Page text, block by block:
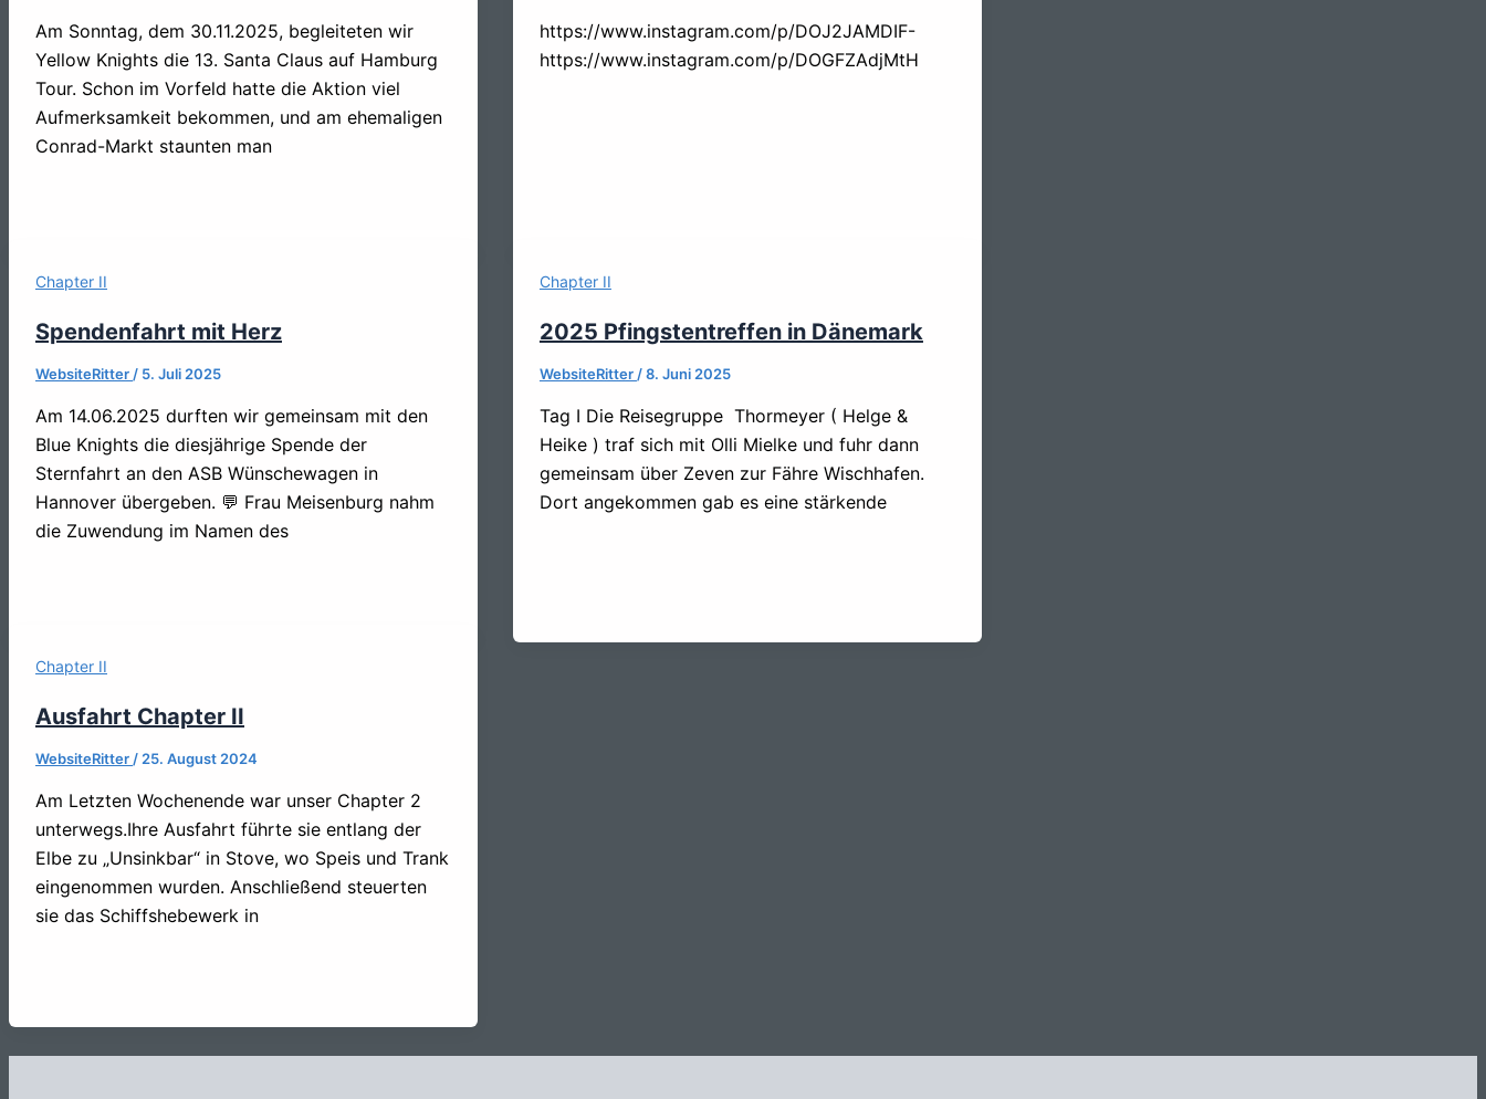
Am Sonntag, dem 30.11.2025, begleiteten wir
Yellow Knights die 13. Santa Claus auf Hamburg
Tour. Schon im Vorfeld hatte die Aktion viel
Aufmerksamkeit bekommen, und am ehemaligen
Conrad-Markt staunten man
https://www.instagram.com/p/DOJ2JAMDIF-
https://www.instagram.com/p/DOGFZAdjMtH
Chapter II
Spendenfahrt mit Herz
WebsiteRitter / 5. Juli 2025
Am 14.06.2025 durften wir gemeinsam mit den
Blue Knights die diesjährige Spende der
Sternfahrt an den ASB Wünschewagen in
Hannover übergeben. 💬 Frau Meisenburg nahm
die Zuwendung im Namen des
Chapter II
2025 Pfingstentreffen in Dänemark
WebsiteRitter /8. Juni 2025
Tag I Die Reisegruppe Thormeyer ( Helge &
Heike ) traf sich mit Olli Mielke und fuhr dann
gemeinsam über Zeven zur Fähre Wischhafen.
Dort angekommen gab es eine stärkende
Chapter II
Ausfahrt Chapter II
WebsiteRitter / 25. August 2024
Am Letzten Wochenende war unser Chapter 2
unterwegs.Ihre Ausfahrt führte sie entlang der
Elbe zu „Unsinkbar“ in Stove, wo Speis und Trank
eingenommen wurden. Anschließend steuerten
sie das Schiffshebewerk in